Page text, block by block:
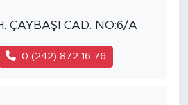
ÇAYBAŞI CAD. NO:6/A
0 (242) 872 16 76